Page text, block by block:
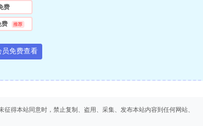
费
费 推荐
员免费查看
得本站同意时，禁止复制、盗用、采集、发布本站内容到任何网站、